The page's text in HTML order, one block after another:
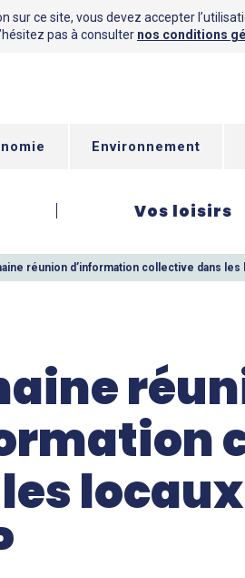
Environnement
Vos loisirs
réunion d’information collective dans les
sur ce site, vous devez accepter
pas à consulter nos conditions